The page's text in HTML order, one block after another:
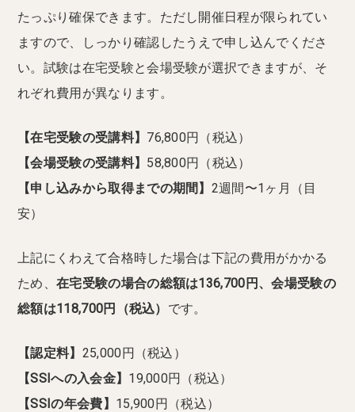
たっぷり確保できます。ただし開催日程が限られてい
ますので、しっかり確認したうえで申し込んでくださ
い。試験は在宅受験と会場受験が選択できますが、そ
れぞれ費用が異なります。
【在宅受験の受講料】 76,800円（税込）
【会場受験の受講料】 58,800円（税込）
【申し込みから取得までの期間】 2週間〜1ヶ月（目
安）
上記にくわえて合格時した場合は下記の費用がかかる
ため、 在宅受験の場合の総額は136,700円、会場受験の
総額は118,700円（税込） です。
【認定料】 25,000円（税込）
【SSIへの入会金】 19,000円（税込）
【SSIの年会費】 15,900円（税込）